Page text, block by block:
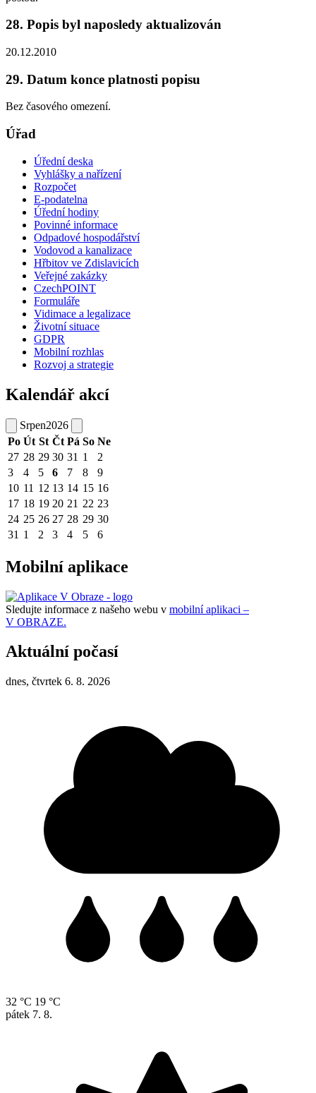
28. Popis byl naposledy aktualizován
20.12.2010
29. Datum konce platnosti popisu
Bez časového omezení.
Úřad
Úřední deska
Vyhlášky a nařízení
Rozpočet
E-podatelna
Úřední hodiny
Povinné informace
Odpadové hospodářství
Vodovod a kanalizace
Hřbitov ve Zdislavicích
Veřejné zakázky
CzechPOINT
Formuláře
Vidimace a legalizace
Životní situace
GDPR
Mobilní rozhlas
Rozvoj a strategie
Kalendář akcí
Srpen2026
Po Út St Čt Pá So Ne
27 28 29 30 31 1
2
3
4 5 6 7 8
9
10 11 12 13 14 15 16
17 18 19 20 21 22 23
24 25 26 27 28 29 30
31 1 2 3 4 5 6
Mobilní aplikace
Sledujte informace z našeho webu v mobilní aplikaci –
V OBRAZE.
Aktuální počasí
dnes, čtvrtek 6. 8. 2026
32 °C 19 °C
pátek 7. 8.